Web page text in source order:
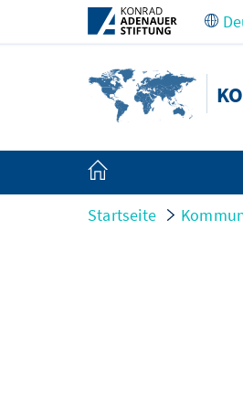
Zum Hauptinhalt springen
Startseite